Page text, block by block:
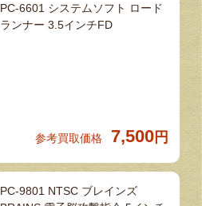
PC-6601 システムソフト ロード
ランナー 3.5インチFD
参考買取価格 7,500 円
PC-9801 NTSC ブレインズ